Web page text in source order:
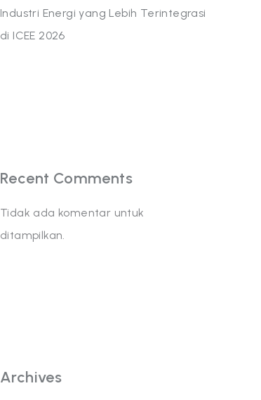
Industri Energi yang Lebih Terintegrasi
di ICEE 2026
Recent Comments
Tidak ada komentar untuk
ditampilkan.
Archives